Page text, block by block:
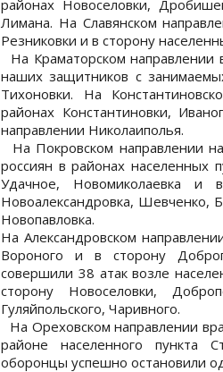
районах Новоселовки,
Лимана. На Славянском
Резниковки и в сторону
На Краматорском
наших защитников с
Тихоновки. На
районах Константиновки,
направлении Николаиполья.
На Покровском направлении
россиян в районах населенных
Удачное, Новомиколаевка и
Новоалександровка, Шевченко,
Новопавловка.
На Александровском
Вороного и в сторону
совершили 38 атак возле
сторону Новоселовки,
Гуляйпольского, Чаривного.
На Ореховском направлении
районе населенного пункта
оборонцы успешно остановили